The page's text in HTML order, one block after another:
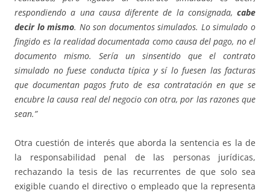
respondiendo a una causa diferente de la consignada, cabe
decir lo mismo. No son documentos simulados. Lo simulado o
fingido es la realidad documentada como causa del pago, no el
documento mismo. Sería un sinsentido que el contrato
simulado no fuese conducta típica y sí lo fuesen las facturas
que documentan pagos fruto de esa contratación en que se
encubre la causa real del negocio con otra, por las razones que
sean.”
Otra cuestión de interés que aborda la sentencia es la de
la responsabilidad penal de las personas jurídicas,
rechazando la tesis de las recurrentes de que solo sea
exigible cuando el directivo o empleado que la representa